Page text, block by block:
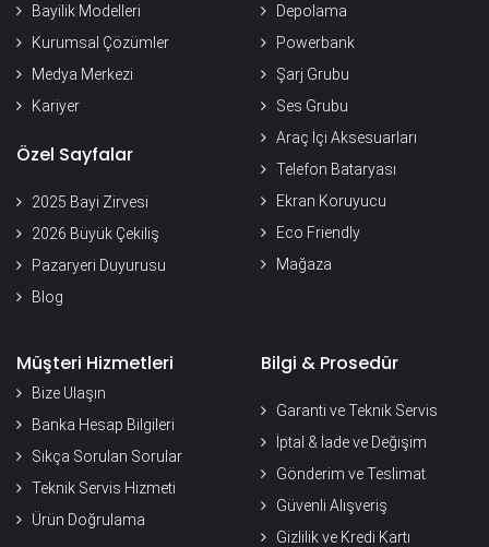
Bayilik Modelleri
Kurumsal Çözümler
Medya Merkezi
Kariyer
Özel Sayfalar
2025 Bayi Zirvesi
2026 Büyük Çekiliş
Pazaryeri Duyurusu
Blog
Depolama
Powerbank
Şarj Grubu
Ses Grubu
Araç İçi Aksesuarları
Telefon Bataryası
Ekran Koruyucu
Eco Friendly
Mağaza
Müşteri Hizmetleri
Bize Ulaşın
Banka Hesap Bilgileri
Sıkça Sorulan Sorular
Teknik Servis Hizmeti
Ürün Doğrulama
Bilgi & Prosedür
Garanti ve Teknik Servis
İptal & İade ve Değişim
Gönderim ve Teslimat
Güvenli Alışveriş
Gizlilik ve Kredi Kartı